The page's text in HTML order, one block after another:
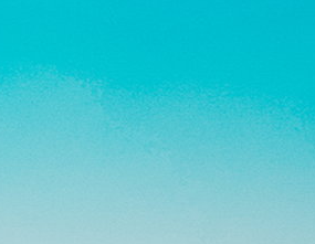
金融小课堂
投诉与建议
理赔网点查询